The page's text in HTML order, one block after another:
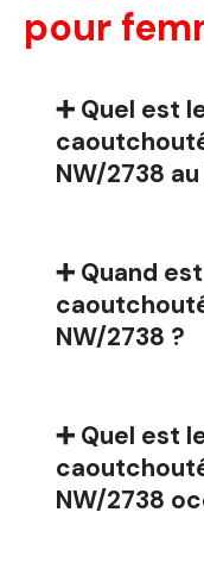
pour
➕ Quel est
NW/2738
➕ Quand
NW/2738 ?
➕ Quel est
NW/2738